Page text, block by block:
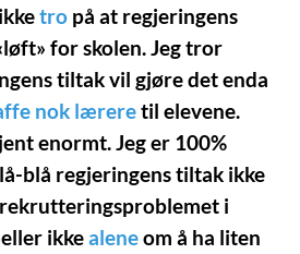
tro på at regjeringens
for skolen. Jeg tror
tiltak vil gjøre det enda
nok læreretil elevene.
enormt. Jeg er 100%
blå regjeringens tiltak ikke
i
ikkealeneom å ha liten